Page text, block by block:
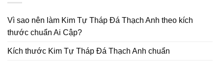
Vì sao nên làm Kim Tự Tháp Đá Thạch Anh theo kích
thước chuẩn Ai Cập?
Kích thước Kim Tự Tháp Đá Thạch Anh chuẩn